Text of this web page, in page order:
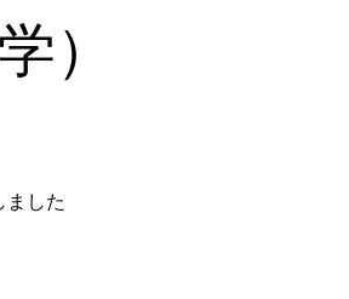
）
ました